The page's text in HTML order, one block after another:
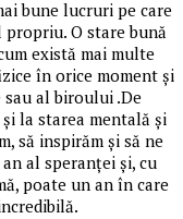
bune lucruri pe care
O stare bună
există mai multe
în orice moment și
al biroului .De
la starea mentală și
să inspirăm și să ne
al speranței și, cu
poate un an în care